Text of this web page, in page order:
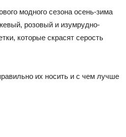
модного сезона осень-зима
розовый и изумрудно-
которые скрасят серость
их носить и с чем лучше